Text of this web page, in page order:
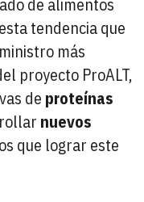
tendencia que
más
proyecto ProALT,
de proteínas
nuevos
que lograr este